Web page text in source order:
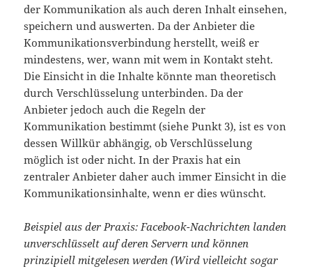
der Kommunikation als auch deren Inhalt einsehen,
speichern und auswerten. Da der Anbieter die
Kommunikationsverbindung herstellt, weiß er
mindestens, wer, wann mit wem in Kontakt steht.
Die Einsicht in die Inhalte könnte man theoretisch
durch Verschlüsselung unterbinden. Da der
Anbieter jedoch auch die Regeln der
Kommunikation bestimmt (siehe Punkt 3), ist es von
dessen Willkür abhängig, ob Verschlüsselung
möglich ist oder nicht. In der Praxis hat ein
zentraler Anbieter daher auch immer Einsicht in die
Kommunikationsinhalte, wenn er dies wünscht.
Beispiel aus der Praxis: Facebook-Nachrichten landen
unverschlüsselt auf deren Servern und können
prinzipiell mitgelesen werden (Wird vielleicht sogar